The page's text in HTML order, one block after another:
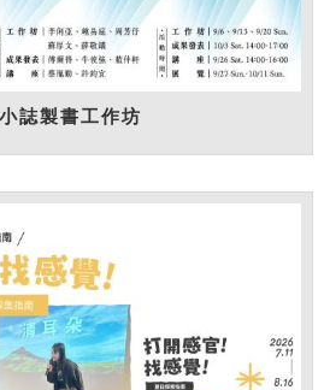
誌製書工作坊